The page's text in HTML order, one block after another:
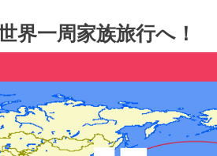
界一周家族旅行へ！